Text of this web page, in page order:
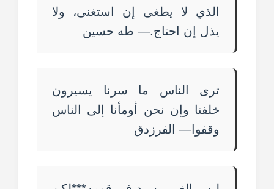
الذي لا يطغى إن استغنى، ولا
يذل إن احتاج.— طه حسين
ترى الناس ما سرنا يسيرون
خلفنا وإن نحن أومأنا إلى الناس
وقفوا— الفرزدق